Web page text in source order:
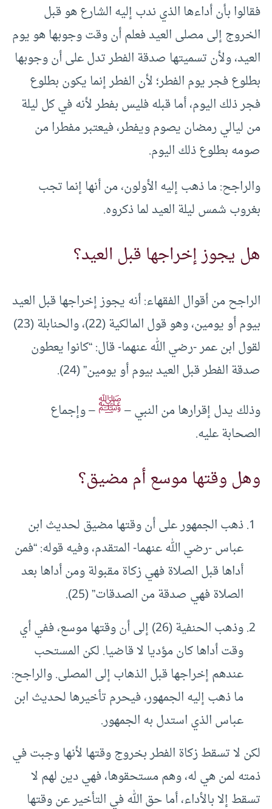
فقالوا بأن أداءها الذي ندب إليه الشارع هو قبل
الخروج إلى مصلى العيد فعلم أن وقت وجوبها هو يوم
العيد، ولأن تسميتها صدقة الفطر تدل على أن وجوبها
بطلوع فجر يوم الفطر؛ لأن الفطر إنما يكون بطلوع
فجر ذلك اليوم، أما قبله فليس بفطر لأنه في كل ليلة
من ليالي رمضان يصوم ويفطر، فيعتبر مفطرا من
صومه بطلوع ذلك اليوم.
والراجح: ما ذهب إليه الأولون، من أنها إنما تجب
بغروب شمس ليلة العيد لما ذكروه.
هل يجوز إخراجها قبل العيد؟
الراجح من أقوال الفقهاء: أنه يجوز إخراجها قبل العيد
بيوم أو يومين، وهو قول المالكية (22)، والحنابلة (23)
لقول ابن عمر -رضي الله عنهما- قال: “كانوا يعطون
صدقة الفطر قبل العيد بيوم أو يومين” (24).
وذلك يدل إقرارها من النبي –ﷺ– وإجماع
الصحابة عليه.
وهل وقتها موسع أم مضيق؟
ذهب الجمهور على أن وقتها مضيق لحديث ابن
عباس -رضي الله عنهما- المتقدم، وفيه قوله: “فمن
أداها قبل الصلاة فهي زكاة مقبولة ومن أداها بعد
الصلاة فهي صدقة من الصدقات” (25).
وذهب الحنفية (26) إلى أن وقتها موسع، ففي أي
وقت أداها كان مؤديا لا قاضيا. لكن المستحب
عندهم إخراجها قبل الذهاب إلى المصلى. والراجح:
ما ذهب إليه الجمهور، فيحرم تأخيرها لحديث ابن
عباس الذي استدل به الجمهور.
لكن لا تسقط زكاة الفطر بخروج وقتها لأنها وجبت في
ذمته لمن هي له، وهم مستحقوها، فهي دين لهم لا
تسقط إلا بالأداء، أما حق الله في التأخير عن وقتها